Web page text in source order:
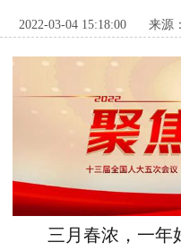
2022-03-04 15:18:00 来源
三月春浓，一年